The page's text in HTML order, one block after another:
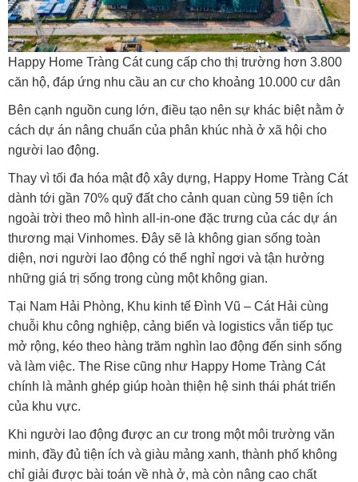
Happy Home Tràng Cát cung cấp cho thị trường hơn 3.800
căn hộ, đáp ứng nhu cầu an cư cho khoảng 10.000 cư dân
Bên cạnh nguồn cung lớn, điều tạo nên sự khác biệt nằm ở
cách dự án nâng chuẩn của phân khúc nhà ở xã hội cho
người lao động.
Thay vì tối đa hóa mật độ xây dựng, Happy Home Tràng Cát
dành tới gần 70% quỹ đất cho cảnh quan cùng 59 tiện ích
ngoài trời theo mô hình all-in-one đặc trưng của các dự án
thương mại Vinhomes. Đây sẽ là không gian sống toàn
diện, nơi người lao động có thể nghỉ ngơi và tận hưởng
những giá trị sống trong cùng một không gian.
Tại Nam Hải Phòng, Khu kinh tế Đình Vũ – Cát Hải cùng
chuỗi khu công nghiệp, cảng biển và logistics vẫn tiếp tục
mở rộng, kéo theo hàng trăm nghìn lao động đến sinh sống
và làm việc. The Rise cũng như Happy Home Tràng Cát
chính là mảnh ghép giúp hoàn thiện hệ sinh thái phát triển
của khu vực.
Khi người lao động được an cư trong một môi trường văn
minh, đầy đủ tiện ích và giàu mảng xanh, thành phố không
chỉ giải được bài toán về nhà ở, mà còn nâng cao chất